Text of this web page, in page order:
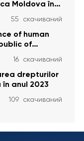
Moldova în
55 скачиваний
of human
of
16 скачиваний
drepturilor
anul 2023
109 скачиваний